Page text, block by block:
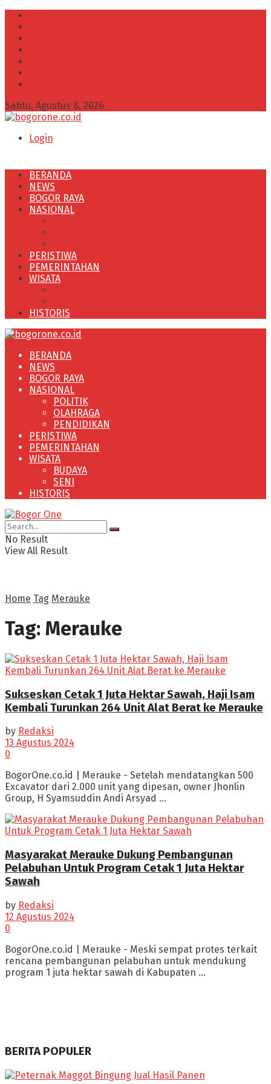
Sabtu, Agustus 8, 2026
Login
BERANDA
NEWS
BOGOR RAYA
NASIONAL
PERISTIWA
PEMERINTAHAN
WISATA
HISTORIS
BERANDA
NEWS
BOGOR RAYA
NASIONAL
POLITIK
OLAHRAGA
PENDIDIKAN
PERISTIWA
PEMERINTAHAN
WISATA
BUDAYA
SENI
HISTORIS
No Result
View All Result
Home Tag Merauke
Tag: Merauke
Sukseskan Cetak 1 Juta Hektar Sawah, Haji Isam
Kembali Turunkan 264 Unit Alat Berat ke Merauke
by Redaksi
13 Agustus 2024
0
BogorOne.co.id | Merauke - Setelah mendatangkan 500
Excavator dari 2.000 unit yang dipesan, owner Jhonlin
Group, H Syamsuddin Andi Arsyad ...
Masyarakat Merauke Dukung Pembangunan
Pelabuhan Untuk Program Cetak 1 Juta Hektar
Sawah
by Redaksi
12 Agustus 2024
0
BogorOne.co.id | Merauke - Meski sempat protes terkait
rencana pembangunan pelabuhan untuk mendukung
program 1 juta hektar sawah di Kabupaten ...
BERITA POPULER